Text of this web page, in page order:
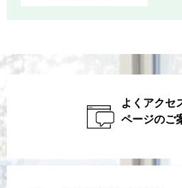
よくアクセ
ページのご